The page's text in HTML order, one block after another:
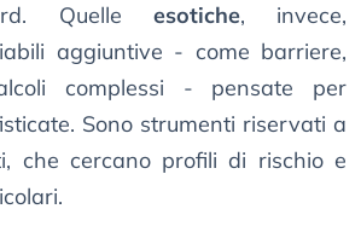
Quelle esotiche, invece,
aggiuntive - come barriere,
complessi - pensate per
Sono strumenti riservati a
che cercano profili di rischio e